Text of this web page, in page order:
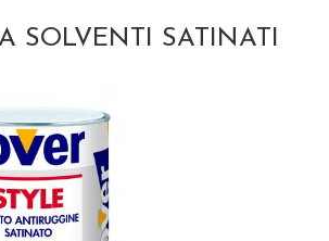
SOLVENTI SATINATI